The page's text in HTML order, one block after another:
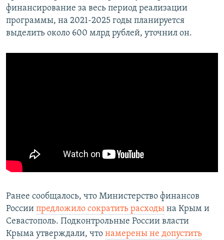
финансирование за весь период реализации
программы, на 2021-2025 годы планируется
выделить около 600 млрд рублей, уточнил он.
Ранее сообщалось, что Министерство финансов
России предложило сократить расходы на Крым и
Севастополь. Подконтрольные России власти
Крыма утверждали, что намерены не допустить